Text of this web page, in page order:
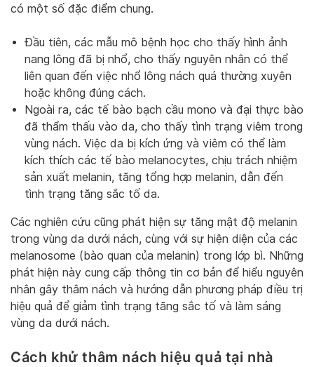
có một số đặc điểm chung.
Đầu tiên, các mẫu mô bệnh học cho thấy hình ảnh
nang lông đã bị nhổ, cho thấy nguyên nhân có thể
liên quan đến việc nhổ lông nách quá thường xuyên
hoặc không đúng cách.
Ngoài ra, các tế bào bạch cầu mono và đại thực bào
đã thẩm thấu vào da, cho thấy tình trạng viêm trong
vùng nách. Việc da bị kích ứng và viêm có thể làm
kích thích các tế bào melanocytes, chịu trách nhiệm
sản xuất melanin, tăng tổng hợp melanin, dẫn đến
tình trạng tăng sắc tố da.
Các nghiên cứu cũng phát hiện sự tăng mật độ melanin
trong vùng da dưới nách, cùng với sự hiện diện của các
melanosome (bào quan của melanin) trong lớp bì. Những
phát hiện này cung cấp thông tin cơ bản để hiểu nguyên
nhân gây thâm nách và hướng dẫn phương pháp điều trị
hiệu quả để giảm tình trạng tăng sắc tố và làm sáng
vùng da dưới nách.
Cách khử thâm nách hiệu quả tại nhà